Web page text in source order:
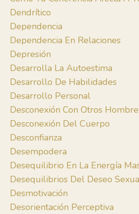
Dendrítico
Dependencia
Dependencia En Relaciones
Depresión
Desarrolla La Autoestima
Desarrollo De Habilidades
Desarrollo Personal
Desconexión Con Otros
Desconexión Del Cuerpo
Desconfianza
Desempodera
Desequilibrio En La Energía
Desequilibrios Del Deseo
Desmotivación
Desorientación Perceptiva